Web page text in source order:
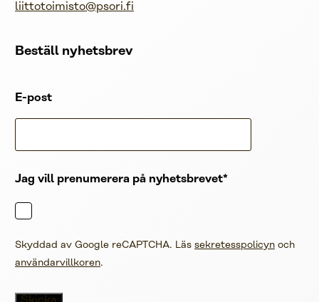
liittotoimisto@psori.fi
Beställ nyhetsbrev
E-post
Jag vill prenumerera på nyhetsbrevet
Skyddad av Google reCAPTCHA. Läs sekretesspolicyn och
användarvillkoren.